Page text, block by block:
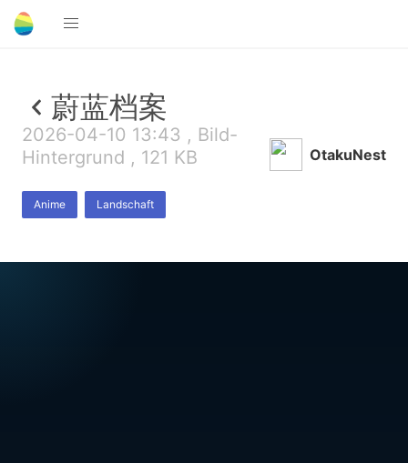
蔚蓝档案
2026-04-10 13:43 , Bild-
Hintergrund , 121 KB
Anime Landschaft
OtakuNest